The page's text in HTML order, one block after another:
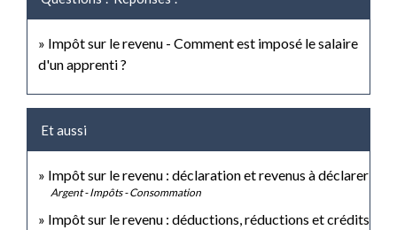
Impôt sur le revenu - Comment est imposé le salaire
d'un apprenti ?
Et aussi
Impôt sur le revenu : déclaration et revenus à déclarer
Argent - Impôts - Consommation
Impôt sur le revenu : déductions, réductions et crédits